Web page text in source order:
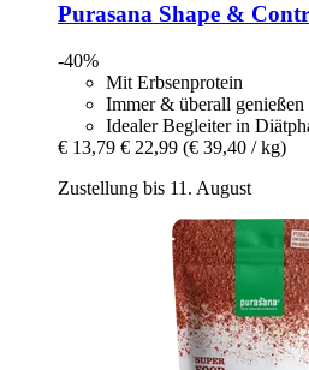
Purasana Shape &
-40%
Mit Erbsenprotein
Immer & überall genießen
Idealer Begleiter in
€ 13,79 € 22,99 (€ 39,40 / kg)
Zustellung bis 11. August